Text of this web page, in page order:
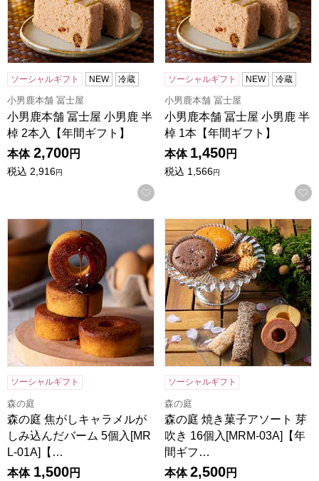
ソーシャルギフト NEW 冷蔵
小男鹿本舗 冨士屋
小男鹿本舗 冨士屋 小男鹿 半
棹 2本入【年間ギフト】
本体 2,700円
税込 2,916円
お気に入りに登録する
ソーシャルギフト NEW 冷蔵
小男鹿本舗 冨士屋
小男鹿本舗 冨士屋 小男鹿 半
棹 1本【年間ギフト】
本体 1,450円
税込 1,566円
森の庭 焦がしキャラメルがしみ込んだバーム 5個入[MRL-
ソーシャルギフト
森の庭
森の庭 焦がしキャラメルが
しみ込んだバーム 5個入[MR
L-01A]【…
本体 1,500円
森の庭 焼き菓子アソート 芽
ソーシャルギフト
森の庭
森の庭 焼き菓子アソート 芽
吹き 16個入[MRM-03A]【年
間ギフ…
本体 2,500円